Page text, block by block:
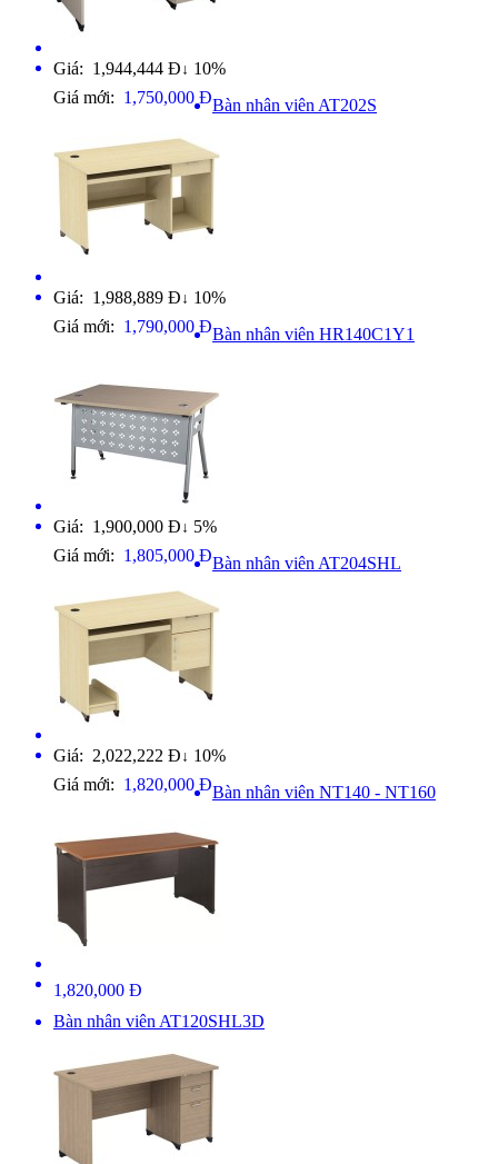
Giá: 1,944,444 Đ ↓ 10%
Giá mới: 1,750,000 ĐBàn nhân viên AT202S
Giá: 1,988,889 Đ ↓ 10%
Giá mới: 1,790,000 ĐBàn nhân viên HR140C1Y1
Giá: 1,900,000 Đ ↓ 5%
Giá mới: 1,805,000 ĐBàn nhân viên AT204SHL
Giá: 2,022,222 Đ ↓ 10%
Giá mới: 1,820,000 ĐBàn nhân viên NT140 - NT160
1,820,000 Đ
Bàn nhân viên AT120SHL3D